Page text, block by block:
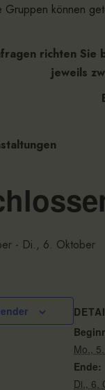
Gruppen können
richten Sie
jeweils
- Di., 6. Oktober
Mo.,
Ende:
Di., 6.